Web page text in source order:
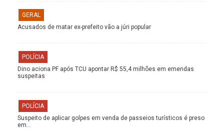
GERAL
Acusados de matar ex-prefeito vão a júri popular
POLÍCIA
Dino aciona PF após TCU apontar R$ 55,4 milhões em emendas
suspeitas
POLÍCIA
Suspeito de aplicar golpes em venda de passeios turísticos é preso
em…